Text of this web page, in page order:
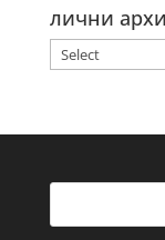
лични